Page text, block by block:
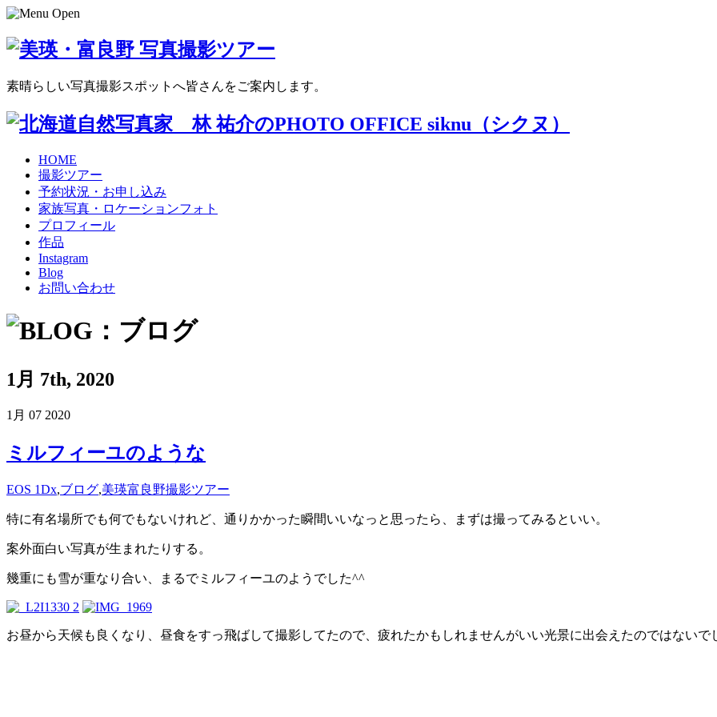
素晴らしい写真撮影スポットへ皆さんをご案内します。
HOME
撮影ツアー
予約状況・お申し込み
家族写真・ロケーションフォト
プロフィール
作品
Instagram
Blog
お問い合わせ
1月 7th, 2020
1月 07 2020
ミルフィーユのような
EOS 1Dx,ブログ,美瑛富良野撮影ツアー
特に有名場所でも何でもないけれど、通りかかった瞬間いいなっと思ったら、まずは撮ってみるといい。
案外面白い写真が生まれたりする。
幾重にも雪が重なり合い、まるでミルフィーユのようでした^^
お昼から天候も良くなり、昼食をすっ飛ばして撮影してたので、疲れたかもしれませんがいい光景に出会えたのではないで